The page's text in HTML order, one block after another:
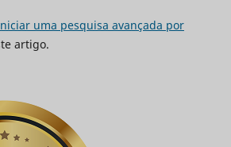
uma pesquisa avançada por
artigo.